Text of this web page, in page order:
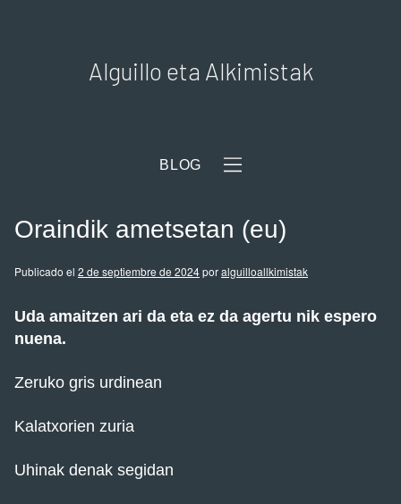
Alguillo eta Alkimistak
BLOG
Oraindik ametsetan (eu)
Publicado el 2 de septiembre de 2024poralguilloallkimistak
Uda amaitzen ari da eta ez da agertu nik espero
nuena.
Zeruko gris urdinean
Kalatxorien zuria
Uhinak denak segidan